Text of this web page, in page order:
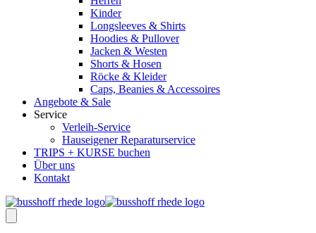
Kinder
Longsleeves & Shirts
Hoodies & Pullover
Jacken & Westen
Shorts & Hosen
Röcke & Kleider
Caps, Beanies & Accessoires
Angebote & Sale
Service
Verleih-Service
Hauseigener Reparaturservice
TRIPS + KURSE buchen
Über uns
Kontakt